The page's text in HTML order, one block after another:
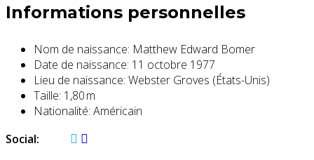
Informations personnelles
Nom de naissance: Matthew Edward Bomer
Date de naissance: 11 octobre 1977
Lieu de naissance: Webster Groves (États-Unis)
Taille: 1,80 m
Nationalité: Américain
Social: